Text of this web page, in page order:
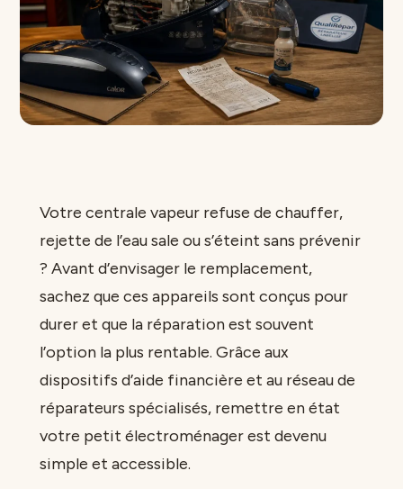
Votre centrale vapeur refuse de chauffer,
rejette de l’eau sale ou s’éteint sans prévenir
? Avant d’envisager le remplacement,
sachez que ces appareils sont conçus pour
durer et que la réparation est souvent
l’option la plus rentable. Grâce aux
dispositifs d’aide financière et au réseau de
réparateurs spécialisés, remettre en état
votre petit électroménager est devenu
simple et accessible.